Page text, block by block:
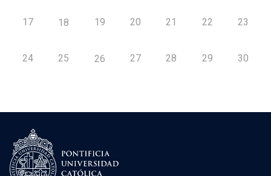
17 18 19 20 21 22 23
24 25 26 27 28 29 30